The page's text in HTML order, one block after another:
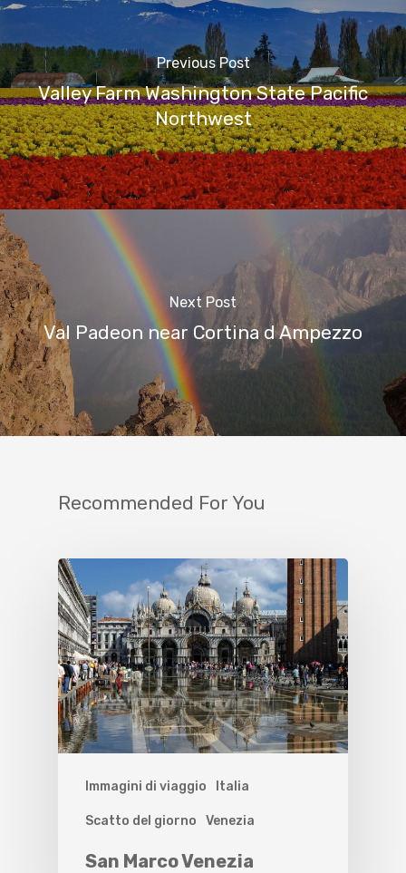
Previous Post
Valley Farm Washington State Pacific
Northwest
Next Post
Val Padeon near Cortina d Ampezzo
Recommended For You
Immagini di viaggio Italia
Scatto del giorno Venezia
San Marco Venezia